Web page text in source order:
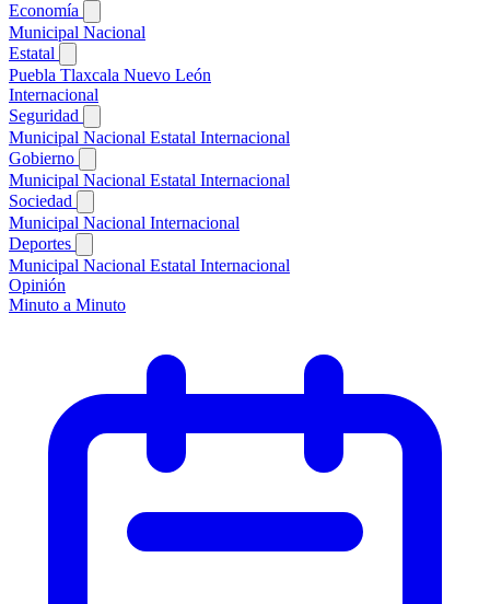
Economía
Municipal Nacional
Estatal
Puebla Tlaxcala Nuevo León
Internacional
Seguridad
Municipal Nacional Estatal Internacional
Gobierno
Municipal Nacional Estatal Internacional
Sociedad
Municipal Nacional Internacional
Deportes
Municipal Nacional Estatal Internacional
Opinión
Minuto a Minuto